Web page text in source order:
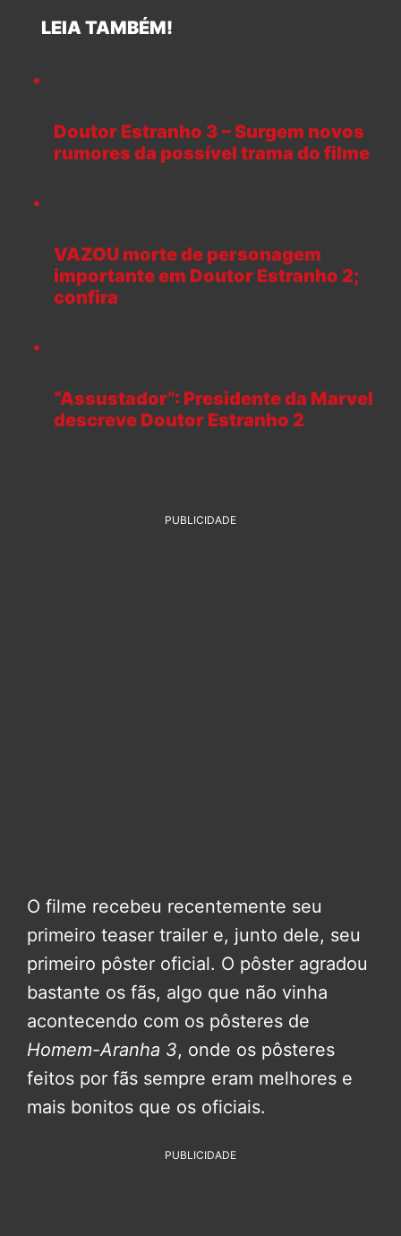
LEIA TAMBÉM!
Doutor Estranho 3 – Surgem novos
rumores da possível trama do filme
VAZOU morte de personagem
importante em Doutor Estranho 2;
confira
“Assustador”: Presidente da Marvel
descreve Doutor Estranho 2
PUBLICIDADE
O filme recebeu recentemente seu
primeiro teaser trailer e, junto dele, seu
primeiro pôster oficial. O pôster agradou
bastante os fãs, algo que não vinha
acontecendo com os pôsteres de
Homem-Aranha 3, onde os pôsteres
feitos por fãs sempre eram melhores e
mais bonitos que os oficiais.
PUBLICIDADE